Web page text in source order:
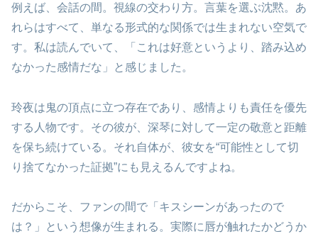
例えば、会話の間。視線の交わり方。言葉を選ぶ沈黙。あ
れらはすべて、単なる形式的な関係では生まれない空気で
す。私は読んでいて、「これは好意というより、踏み込め
なかった感情だな」と感じました。
玲夜は鬼の頂点に立つ存在であり、感情よりも責任を優先
する人物です。その彼が、深琴に対して一定の敬意と距離
を保ち続けている。それ自体が、彼女を“可能性として切
り捨てなかった証拠”にも見えるんですよね。
だからこそ、ファンの間で「キスシーンがあったので
は？」という想像が生まれる。実際に唇が触れたかどうか